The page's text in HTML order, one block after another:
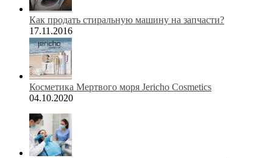
Как продать стиральную машину на запчасти?
17.11.2016
Косметика Мертвого моря Jericho Cosmetics
04.10.2020